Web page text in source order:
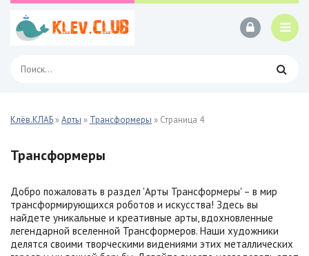
Клёв.КЛАБ »Арты » Трансформеры » Страница 4
Трансформеры
Добро пожаловать в раздел 'Арты Трансформеры' – в мир
трансформирующихся роботов и искусства! Здесь вы
найдете уникальные и креативные арты, вдохновленные
легендарной вселенной Трансформеров. Наши художники
делятся своими творческими видениями этих металлических